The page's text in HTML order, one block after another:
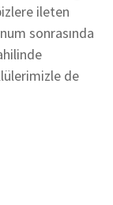
ileten
sonrasında
de